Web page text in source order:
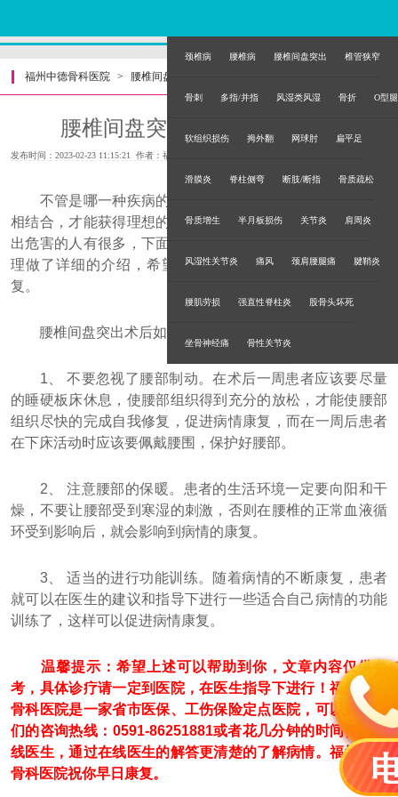
颈椎病 腰椎病 腰椎间盘突出 椎管狭窄
骨刺 多指/并指 风湿类风湿 骨折 O型腿
软组织损伤 拇外翻 网球肘 扁平足
滑膜炎 脊柱侧弯 断肢/断指 骨质疏松
骨质增生 半月板损伤 关节炎 肩周炎
风湿性关节炎 痛风 颈肩腰腿痛 腱鞘炎
腰肌劳损 强直性脊柱炎 股骨头坏死
坐骨神经痛 骨性关节炎
福州中德骨科医院 > 腰椎间盘突出
腰椎间盘突出术后如何护理？
发布时间：2023-02-23 11:15:21 作者：福州中德骨科医院
不管是哪一种疾病的患者都需要把正确治疗和科学护理
相结合，才能获得理想的康复，现在生活中受到腰椎间盘突
出危害的人有很多，下面内容中对腰椎间盘突出术后如何护
理做了详细的介绍，希望可以帮助该病的患者获得理想康
复。
腰椎间盘突出术后如何护理
1、 不要忽视了腰部制动。在术后一周患者应该要尽量
的睡硬板床休息，使腰部组织得到充分的放松，才能使腰部
组织尽快的完成自我修复，促进病情康复，而在一周后患者
在下床活动时应该要佩戴腰围，保护好腰部。
2、 注意腰部的保暖。患者的生活环境一定要向阳和干
燥，不要让腰部受到寒湿的刺激，否则在腰椎的正常血液循
环受到影响后，就会影响到病情的康复。
3、 适当的进行功能训练。随着病情的不断康复，患者
就可以在医生的建议和指导下进行一些适合自己病情的功能
训练了，这样可以促进病情康复。
温馨提示：希望上述可以帮助到你，文章内容仅供参
考，具体诊疗请一定到医院，在医生指导下进行！福州中德
骨科医院是一家省市医保、工伤保险定点医院，可以拨打我
们的咨询热线：0591-86251881或者花几分钟的时间咨询在
线医生，通过在线医生的解答更清楚的了解病情。福州中德
骨科医院祝你早日康复。